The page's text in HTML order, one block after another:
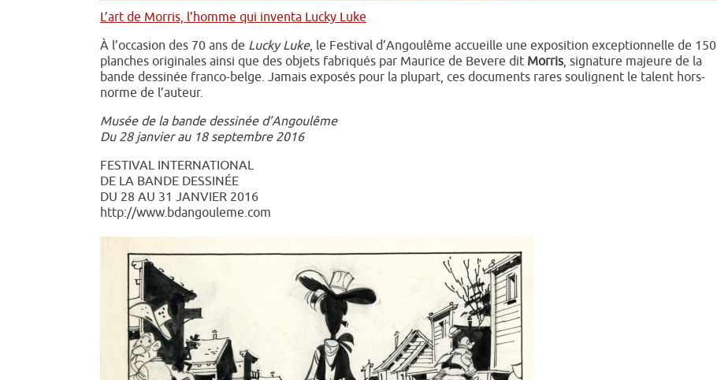
L’art de Morris, l’homme qui inventa Lucky Luke
À l’occasion des 70 ans de Lucky Luke, le Festival d’Angoulême accueille une exposition exceptionnelle de 150
planches originales ainsi que des objets fabriqués par Maurice de Bevere dit Morris, signature majeure de la
bande dessinée franco-belge. Jamais exposés pour la plupart, ces documents rares soulignent le talent hors-
norme de l’auteur.
Musée de la bande dessinée d’Angoulême
Du 28 janvier au 18 septembre 2016
FESTIVAL INTERNATIONAL
DE LA BANDE DESSINÉE
DU 28 AU 31 JANVIER 2016
http://www.bdangouleme.com